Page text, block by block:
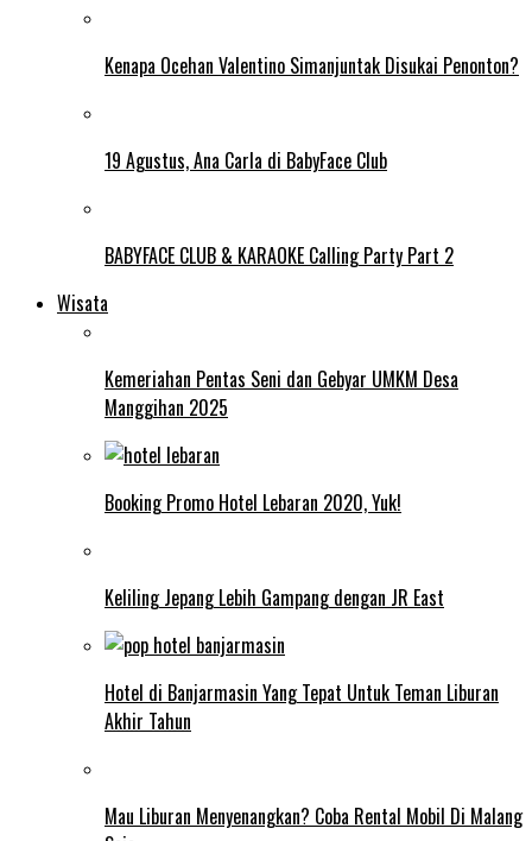
Kenapa Ocehan Valentino Simanjuntak Disukai Penonton?
19 Agustus, Ana Carla di BabyFace Club
BABYFACE CLUB & KARAOKE Calling Party Part 2
Wisata
Kemeriahan Pentas Seni dan Gebyar UMKM Desa
Manggihan 2025
Booking Promo Hotel Lebaran 2020, Yuk!
Keliling Jepang Lebih Gampang dengan JR East
Hotel di Banjarmasin Yang Tepat Untuk Teman Liburan
Akhir Tahun
Mau Liburan Menyenangkan? Coba Rental Mobil Di Malang